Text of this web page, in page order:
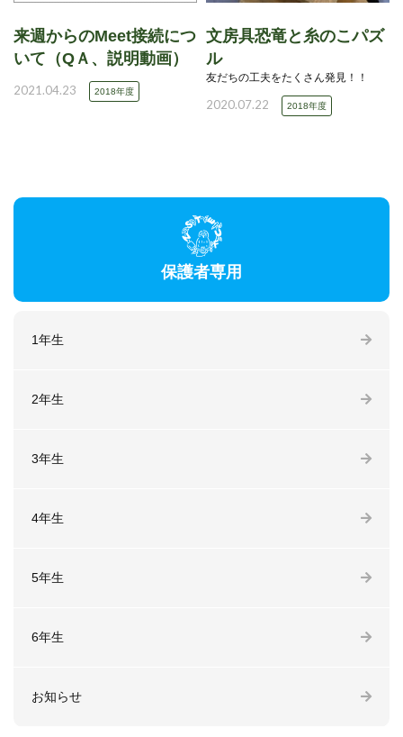
来週からのMeet接続につ
いて（QＡ、説明動画）
2021.04.23 2018年度
文房具恐竜と糸のこパズ
ル
友だちの工夫をたくさん発見！！
2020.07.22 2018年度
保護者専用
1年生
2年生
3年生
4年生
5年生
6年生
お知らせ